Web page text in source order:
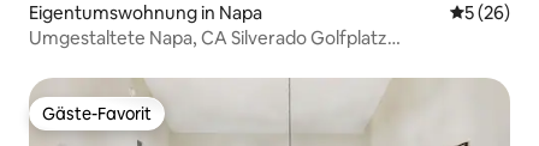
Eigentumswohnung in Napa
5 (26)
Umgestaltete Napa, CA Silverado Golfplatz
Gäste-Favorit
Gäste-Favorit